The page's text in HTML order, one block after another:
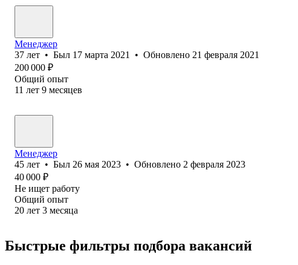
Менеджер
37 лет • Был 17 марта 2021 • Обновлено 21 февраля 2021
200 000 ₽
Общий опыт
11 лет 9 месяцев
Менеджер
45 лет • Был 26 мая 2023 • Обновлено 2 февраля 2023
40 000 ₽
Не ищет работу
Общий опыт
20 лет 3 месяца
Быстрые фильтры подбора вакансий